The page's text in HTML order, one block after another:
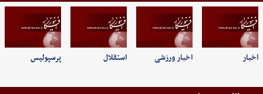
اخبار اخبار ورزشی استقلال پرسپولیس